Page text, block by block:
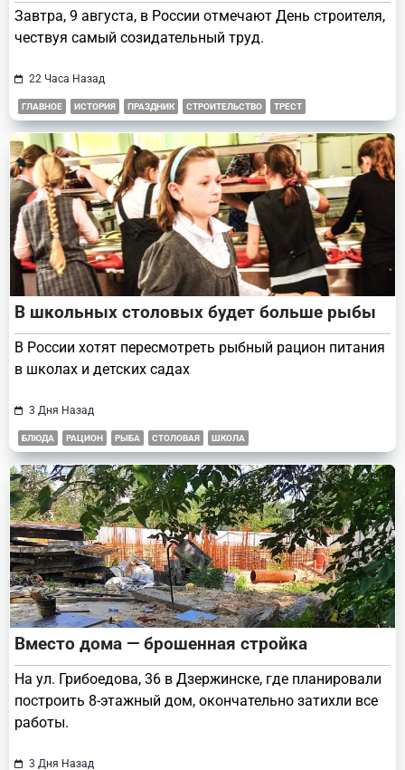
Завтра, 9 августа, в России отмечают День строителя,
чествуя самый созидательный труд.
22 Часа Назад
ГЛАВНОЕ ИСТОРИЯ ПРАЗДНИК СТРОИТЕЛЬСТВО ТРЕСТ
В школьных столовых будет больше рыбы
В России хотят пересмотреть рыбный рацион питания
в школах и детских садах
3 Дня Назад
БЛЮДА РАЦИОН РЫБА СТОЛОВАЯ ШКОЛА
Вместо дома — брошенная стройка
На ул. Грибоедова, 36 в Дзержинске, где планировали
построить 8-этажный дом, окончательно затихли все
работы.
3 Дня Назад